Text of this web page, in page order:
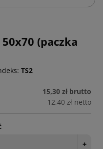
(paczka
TS2
15,30 zł brutto
12,40 zł netto
+